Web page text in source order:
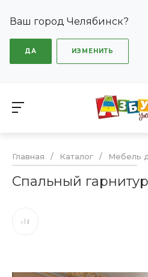
Ваш город Челябинск?
ДА ИЗМЕНИТЬ
Главная / Каталог / Мебель
Спальный